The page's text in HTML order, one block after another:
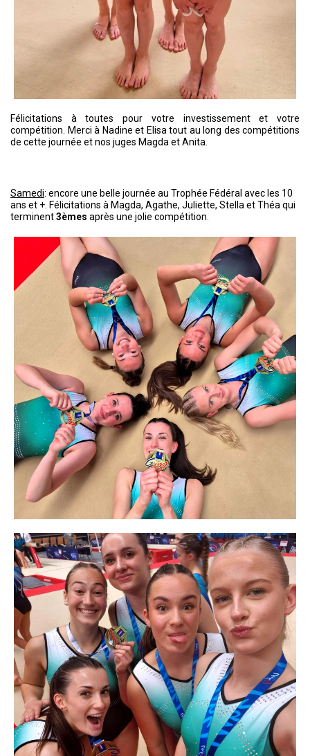
Félicitations à toutes pour votre investissement et votre
compétition. Merci à Nadine et Elisa tout au long des compétitions
de cette journée et nos juges Magda et Anita.
Samedi: encore une belle journée au Trophée Fédéral avec les 10
ans et +. Félicitations à Magda, Agathe, Juliette, Stella et Théa qui
terminent3èmes après une jolie compétition.